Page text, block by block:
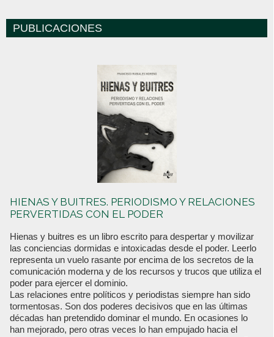
PUBLICACIONES
HIENAS Y BUITRES. PERIODISMO Y RELACIONES
PERVERTIDAS CON EL PODER
Hienas y buitres es un libro escrito para despertar y movilizar
las conciencias dormidas e intoxicadas desde el poder. Leerlo
representa un vuelo rasante por encima de los secretos de la
comunicación moderna y de los recursos y trucos que utiliza el
poder para ejercer el dominio.
Las relaciones entre políticos y periodistas siempre han sido
tormentosas. Son dos poderes decisivos que en las últimas
décadas han pretendido dominar el mundo. En ocasiones lo
han mejorado, pero otras veces lo han empujado hacia el